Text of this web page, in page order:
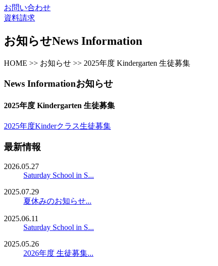
お問い合わせ
資料請求
お知らせNews Information
HOME >> お知らせ >> 2025年度 Kindergarten 生徒募集
News Informationお知らせ
2025年度 Kindergarten 生徒募集
2025年度Kinderクラス生徒募集
最新情報
2026.05.27
Saturday School in S...
2025.07.29
夏休みのお知らせ...
2025.06.11
Saturday School in S...
2025.05.26
2026年度 生徒募集...